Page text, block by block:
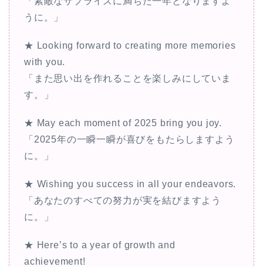
うに。」
★ Looking forward to creating more memories
with you.
「また思い出を作れることを楽しみにしていま
す。」
★ May each moment of 2025 bring you joy.
「2025年の一瞬一瞬が喜びをもたらしますよう
に。」
★ Wishing you success in all your endeavors.
「あなたのすべての努力が実を結びますよう
に。」
★ Here’s to a year of growth and
achievement!